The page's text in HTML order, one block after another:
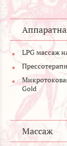
LPG массаж
Gold
Массаж